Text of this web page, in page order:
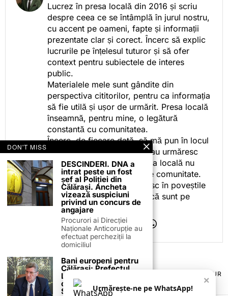
Lucrez în presa locală din 2016 și scriu
despre ceea ce se întâmplă în jurul nostru,
cu accent pe oameni, fapte și informații
prezentate clar și corect. Încerc să explic
lucrurile pe înțelesul tuturor și să ofer
context pentru subiectele de interes
public.
Materialele mele sunt gândite din
perspectiva cititorilor, pentru ca informația
să fie utilă și ușor de urmărit. Presa locală
înseamnă, pentru mine, o legătură
constantă cu comunitatea.
Încerc, de fiecare dată, să mă pun în locul
celor care citesc, privesc sau urmăresc
ceea ce fac. Pentru că presa locală nu
este despre mine, ci despre comunitate.
Iar dacă oamenii se regăsesc în poveștile
pe care le spun, înseamnă că sunt pe
drumul bun.
TERMENI ȘI CONDIȚII
POLITICA DE ANULARE & RETUR
PUBLICITATE ONLINE & TIPĂRITĂ
CONTACT
ZIARUL ANUNȚUL CĂLĂRĂȘEAN
×
Urmărește-ne pe WhatsApp!
DON'T MISS
DESCINDERI. DNA a
intrat peste un fost
șef al Poliției din
Călărași. Ancheta
vizează suspiciuni
privind un concurs de
angajare
Procurori ai Direcției
Naționale Anticorupție au
efectuat percheziții la
domiciliul
Bani europeni pentru
Călărași: Prefectul
Laurențiu State anunță
colaborarea cu ADR
Sud-Muntenia pentru